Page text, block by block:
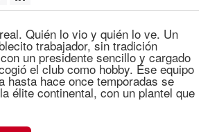
Quién lo vio y quién lo ve. Un
trabajador, sin tradición
un presidente sencillo y cargado
el club como hobby. Ese equipo
hasta hace once temporadas se
élite continental, con un plantel que